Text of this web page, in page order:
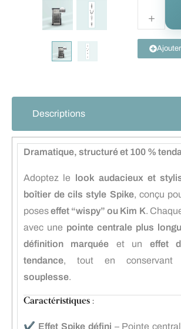
Descriptions
Dramatique, structuré et 100 %
Adoptez le look audacieux et
boîtier de cils style Spike, conçu
poseseffet “wispy” ou Kim K.
avec une pointe centrale plus
définition marquée et un effet
tendance, tout en conservant
souplesse.
Caractéristiques :
✔️ Effet Spike défini – Pointe